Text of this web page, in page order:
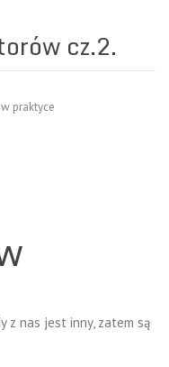
cz.2.
praktyce
z nas jest inny, zatem są